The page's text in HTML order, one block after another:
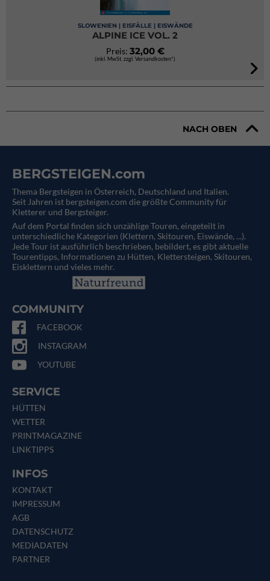
SLOWENIEN | EISFÄLLE | EISWÄNDE
ALPINE ICE VOL. 2
Preis: 32,00 €
(inkl. MwSt. zzgl. Versandkosten*)
NACH OBEN
BERGSTEIGEN.com
Thema Bergsteigen in Österreich, Deutschland und Italien.
Seit Jahren ist bergsteigen.com die größte Community für
Kletterer und Bergsteiger.
Auf dem Portal finden sich unzählige Touren, eingeteilt in
unterschiedliche Kategorien (Klettern, Skitouren, Eiswände, ...).
Jede Tour ist ausführlich beschrieben, bebildert, es gibt aktuelle
Tourentipps, Informationen zu Hütten, Klettersteigen, Skitouren,
Eisklettern und vieles mehr.
COMMUNITY
FACEBOOK
INSTAGRAM
YOUTUBE
SERVICE
HÜTTEN
WETTER
PRINTMAGAZINE
LINKTIPPS
INFOS
KONTAKT
IMPRESSUM
AGB
DATENSCHUTZ
MEDIADATEN
PARTNER